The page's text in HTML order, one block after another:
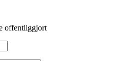
offentliggjort